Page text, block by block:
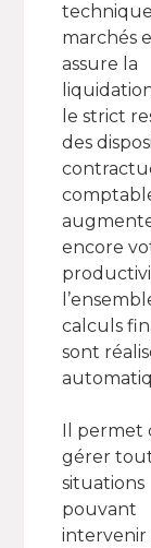
marchés
assure la
le strict
des
encore
calculs
sont
Il permet
gérer
situations
pouvant
intervenir